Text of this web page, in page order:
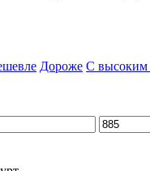
Дороже С высоким